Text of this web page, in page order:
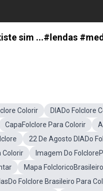
sim ...#lendas
Colorir
DIADo Folclore
CapaFolclore Para Colorir
22 De Agosto DIADo
Colorir
Imagem Do
Mapa
Folclore Brasileiro Para